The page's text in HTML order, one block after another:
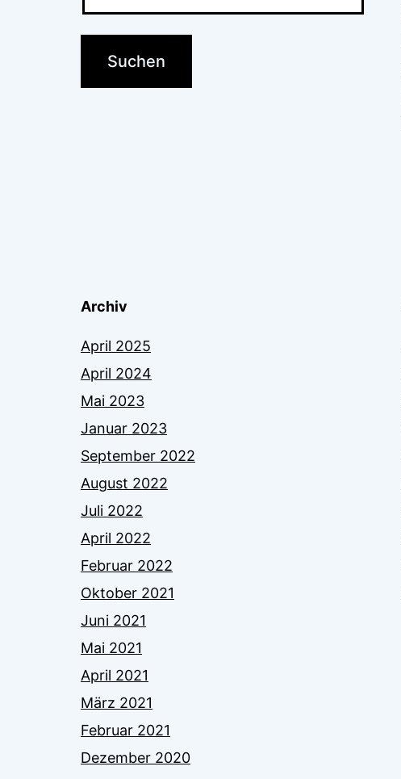
Archiv
April 2025
April 2024
Mai 2023
Januar 2023
September 2022
August 2022
Juli 2022
April 2022
Februar 2022
Oktober 2021
Juni 2021
Mai 2021
April 2021
März 2021
Februar 2021
Dezember 2020